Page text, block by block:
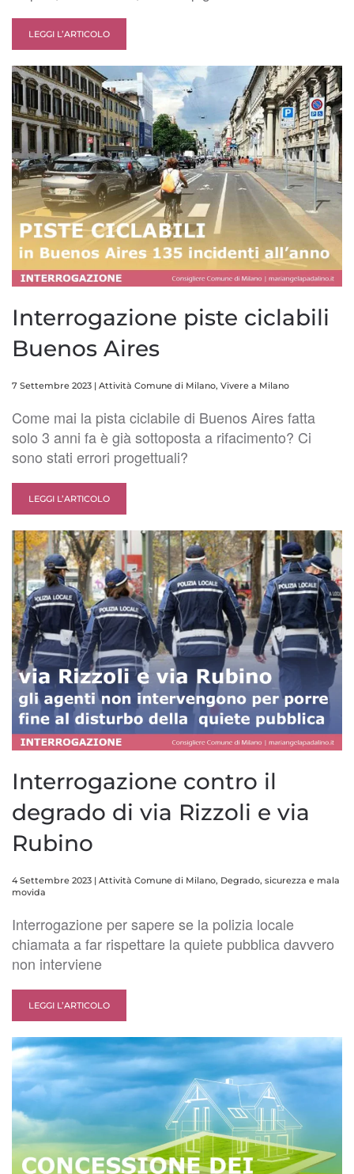
LEGGI L’ARTICOLO
Interrogazione piste ciclabili
Buenos Aires
7 Settembre 2023 | Attività Comune di Milano, Vivere a Milano
Come mai la pista ciclabile di Buenos Aires fatta
solo 3 anni fa è già sottoposta a rifacimento? Ci
sono stati errori progettuali?
LEGGI L’ARTICOLO
Interrogazione contro il
degrado di via Rizzoli e via
Rubino
4 Settembre 2023 | Attività Comune di Milano, Degrado, sicurezza e mala
movida
Interrogazione per sapere se la polizia locale
chiamata a far rispettare la quiete pubblica davvero
non interviene
LEGGI L’ARTICOLO